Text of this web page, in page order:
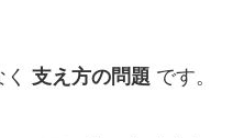
支え方の問題 です。